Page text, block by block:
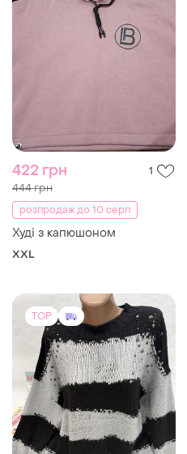
Худі з капюшоном
XXL
TOP